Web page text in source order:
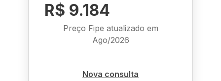
R$ 9.184
Preço Fipe atualizado em
Ago/2026
Nova consulta